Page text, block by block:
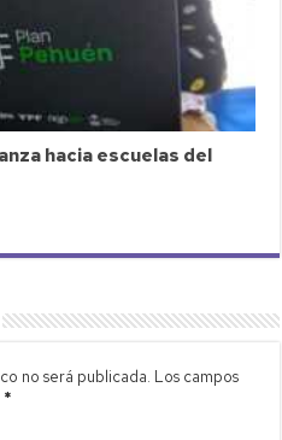
hacia escuelas del
no será publicada. Los campos
*